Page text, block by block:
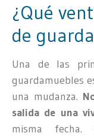
¿Qué
de
Una de las
guardamuebles
una mudanza.
salida de una
misma